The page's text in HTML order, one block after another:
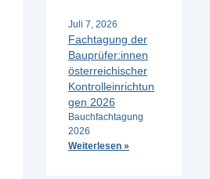
Juli 7, 2026
Fachtagung der
Bauprüfer:innen
österreichischer
Kontrolleinrichtun
gen 2026
Bauchfachtagung
2026
Weiterlesen »